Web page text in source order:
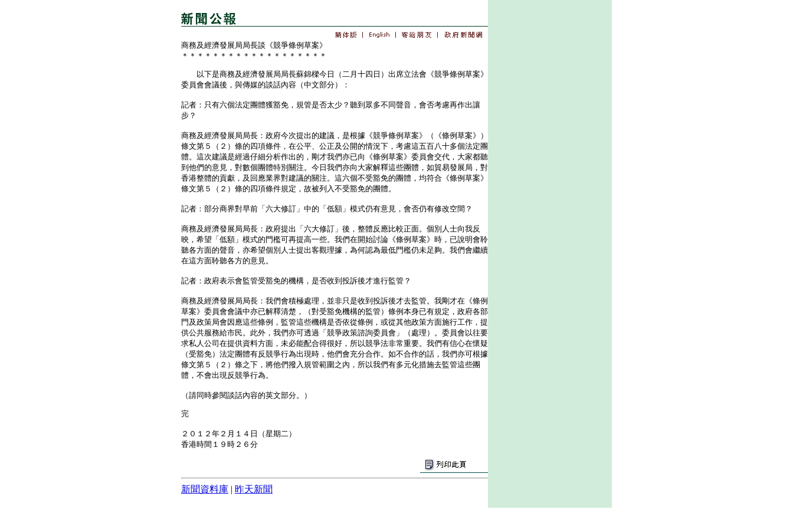
商務及經濟發展局局長談《競爭條例草案》
＊＊＊＊＊＊＊＊＊＊＊＊＊＊＊＊＊＊＊
以下是商務及經濟發展局局長蘇錦樑今日（二月十四日）出席立法會《競爭條例草案》
委員會會議後，與傳媒的談話內容（中文部分）：
記者：只有六個法定團體獲豁免，規管是否太少？聽到眾多不同聲音，會否考慮再作出讓
步？
商務及經濟發展局局長：政府今次提出的建議，是根據《競爭條例草案》（《條例草案》）
條文第５（２）條的四項條件，在公平、公正及公開的情況下，考慮這五百八十多個法定團
體。這次建議是經過仔細分析作出的，剛才我們亦已向《條例草案》委員會交代，大家都聽
到他們的意見，對數個團體特別關注。今日我們亦向大家解釋這些團體，如貿易發展局，對
香港整體的貢獻，及回應業界對建議的關注。這六個不受豁免的團體，均符合《條例草案》
條文第５（２）條的四項條件規定，故被列入不受豁免的團體。
記者：部分商界對早前「六大修訂」中的「低額」模式仍有意見，會否仍有修改空間？
商務及經濟發展局局長：政府提出「六大修訂」後，整體反應比較正面。個別人士向我反
映，希望「低額」模式的門檻可再提高一些。我們在開始討論《條例草案》時，已說明會聆
聽各方面的聲音，亦希望個別人士提出客觀理據，為何認為最低門檻仍未足夠。我們會繼續
在這方面聆聽各方的意見。
記者：政府表示會監管受豁免的機構，是否收到投訴後才進行監管？
商務及經濟發展局局長：我們會積極處理，並非只是收到投訴後才去監管。我剛才在《條例
草案》委員會會議中亦已解釋清楚，（對受豁免機構的監管）條例本身已有規定，政府各部
門及政策局會因應這些條例，監管這些機構是否依從條例，或從其他政策方面施行工作，提
供公共服務給市民。此外，我們亦可透過「競爭政策諮詢委員會」（處理）。委員會以往要
求私人公司在提供資料方面，未必能配合得很好，所以競爭法非常重要。我們有信心在懷疑
（受豁免）法定團體有反競爭行為出現時，他們會充分合作。如不合作的話，我們亦可根據
條文第５（２）條之下，將他們撥入規管範圍之內，所以我們有多元化措施去監管這些團
體，不會出現反競爭行為。
（請同時參閱談話內容的英文部分。）
完
２０１２年２月１４日（星期二）
香港時間１９時２６分
新聞資料庫 | 昨天新聞